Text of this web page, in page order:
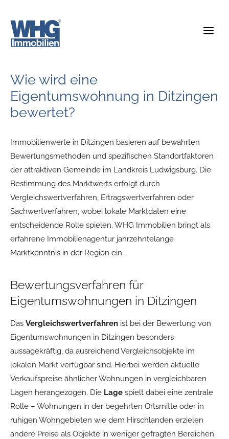
Inhalt
springen
Wie wird eine
Eigentumswohnung in Ditzingen
bewertet?
Immobilienwerte in Ditzingen basieren auf bewährten
Bewertungsmethoden und spezifischen Standortfaktoren
der attraktiven Gemeinde im Landkreis Ludwigsburg. Die
Bestimmung des Marktwerts erfolgt durch
Vergleichswertverfahren, Ertragswertverfahren oder
Sachwertverfahren, wobei lokale Marktdaten eine
entscheidende Rolle spielen. WHG Immobilien bringt als
erfahrene Immobilienagentur jahrzehntelange
Marktkenntnis in der Region ein.
Bewertungsverfahren für
Eigentumswohnungen in Ditzingen
Das Vergleichswertverfahren ist bei der Bewertung von
Eigentumswohnungen in Ditzingen besonders
aussagekräftig, da ausreichend Vergleichsobjekte im
lokalen Markt verfügbar sind. Hierbei werden aktuelle
Verkaufspreise ähnlicher Wohnungen in vergleichbaren
Lagen herangezogen. Die Lage spielt dabei eine zentrale
Rolle – Wohnungen in der begehrten Ortsmitte oder in
ruhigen Wohngebieten wie dem Hirschlanden erzielen
andere Preise als Objekte in weniger gefragten Bereichen.